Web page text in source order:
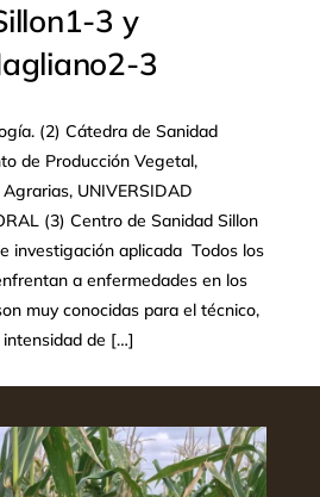
3 y
3
(2) Cátedra de Sanidad
de Producción Vegetal,
UNIVERSIDAD
(3) Centro de Sanidad Sillon
investigación aplicada Todos los
a enfermedades en los
muy conocidas para el técnico,
de […]